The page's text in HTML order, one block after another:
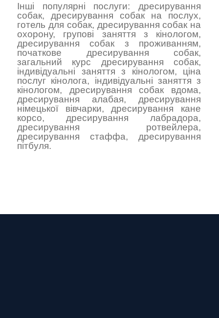
Інші популярні послуги:дресирування
собак,дресирування собак на послух,
готель для собак, дресирування собак на
охорону, групові заняття з кінологом,
дресирування собак з проживанням,
початкове дресирування собак,
загальний курс дресирування собак,
індивідуальні заняття з кінологом, ціна
послуг кінолога, індивідуальні заняття з
кінологом, дресирування собак вдома,
дресирування алабая,дресирування
німецької вівчарки,дресирування кане
корсо,дресирування лабрадора,
дресирування ротвейлера,
дресирування стаффа,дресирування
пітбуля.